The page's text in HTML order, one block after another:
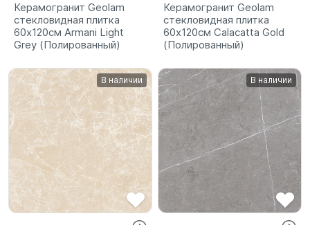
Керамогранит Geolam
стекловидная плитка
60х120см Armani Light
Grey (Полированный)
Керамогранит Geolam
стекловидная плитка
60х120см Calacatta Gold
(Полированный)
В наличии В наличии